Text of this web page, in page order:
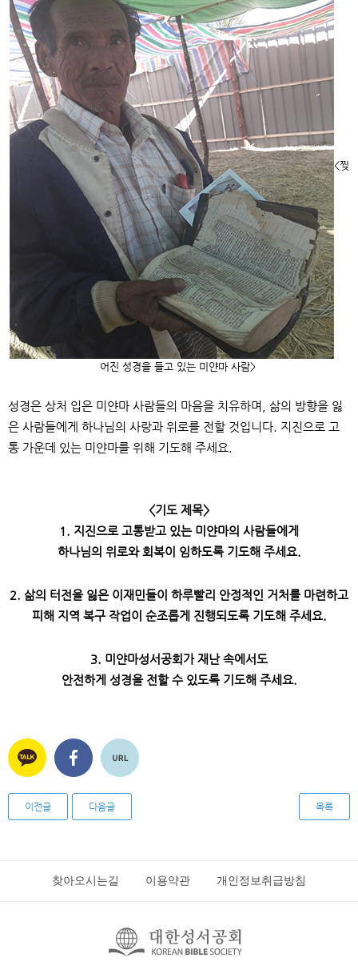
<찢
어진 성경을 들고 있는 미얀마 사람>
성경은 상처 입은 미얀마 사람들의 마음을 치유하며
삶의 방향을 잃
은 사람들에게 하나님의 사랑과 위로를 전할 것입니다. 지진으로 고
통 가운데 있는 미얀마를 위해 기도해 주세요.
<기도 제목>
1. 지진으로 고통받고 있는 미얀마의 사람들에게
하나님의 위로와 회복이 임하도록 기도해 주세요.
2. 삶의 터전을 잃은 이재민들이 하루빨리 안정적인 거처를 마련하고
피해 지역 복구 작업이 순조롭게 진행되도록 기도해 주세요.
3. 미얀마성서공회가 재난 속에서도
안전하게 성경을 전할 수 있도록 기도해 주세요.
이전글 다음글 목록
찾아오시는길 이용약관 개인정보취급방침